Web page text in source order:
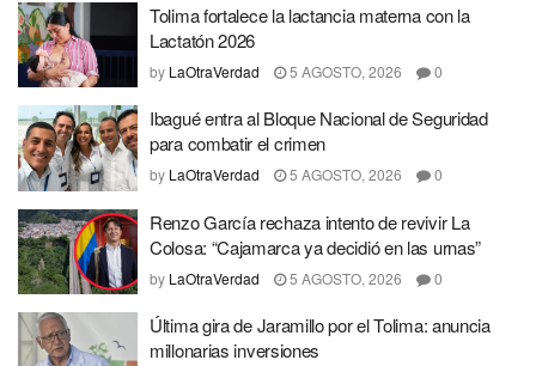
Tolima fortalece la lactancia materna con la
Lactatón 2026
by LaOtraVerdad 5 AGOSTO, 2026 0
Ibagué entra al Bloque Nacional de Seguridad
para combatir el crimen
by LaOtraVerdad 5 AGOSTO, 2026 0
Renzo García rechaza intento de revivir La
Colosa: “Cajamarca ya decidió en las urnas”
by LaOtraVerdad 5 AGOSTO, 2026 0
Última gira de Jaramillo por el Tolima: anuncia
millonarias inversiones